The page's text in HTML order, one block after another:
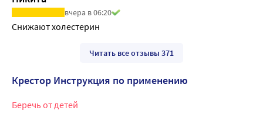
вчера в 06:20
Снижают холестерин
Читать все отзывы 371
Крестор Инструкция по применению
Беречь от детей